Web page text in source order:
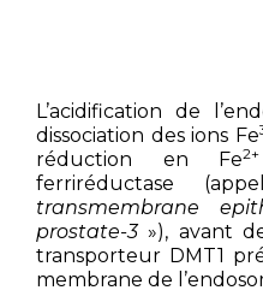
L’acidification de
dissociation des ions Fe
réduction en Fe2+
ferriréductase
transmembrane
prostate-3»), avant
transporteur DMT1
membrane de